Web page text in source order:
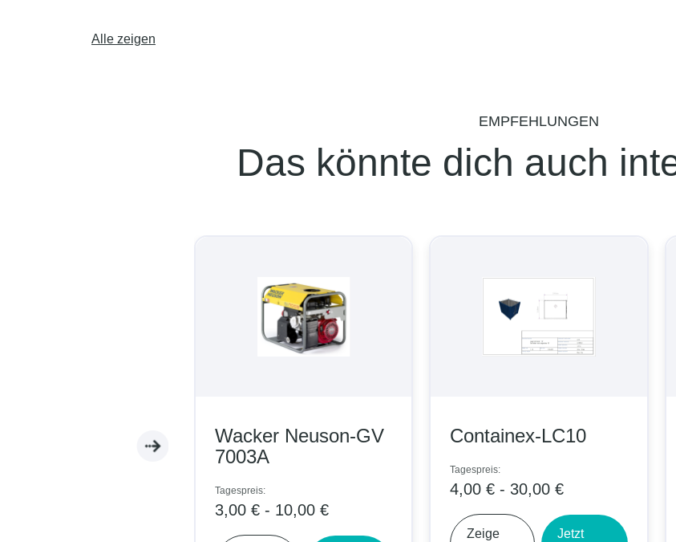
Alle zeigen
EMPFEHLUNGEN
Das könnte dich auch
Wacker Neuson-GV
7003A
Tagespreis:
3,00 € - 10,00 €
Containex-LC10
Tagespreis:
4,00 € - 30,00 €
Zeige
Jetzt